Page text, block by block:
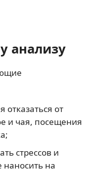
анализу
отказаться от
и чая, посещения
стрессов и
наносить на